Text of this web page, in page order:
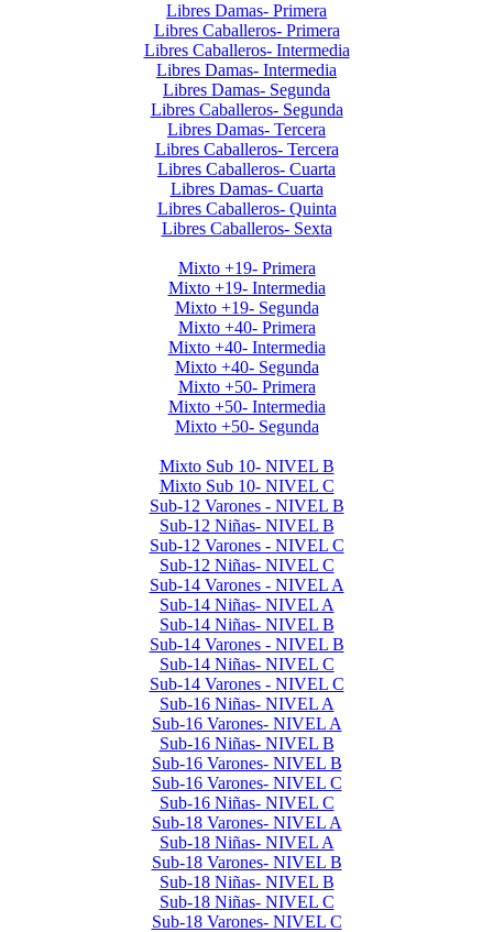
Libres Damas- Primera
Libres Caballeros- Primera
Libres Caballeros- Intermedia
Libres Damas- Intermedia
Libres Damas- Segunda
Libres Caballeros- Segunda
Libres Damas- Tercera
Libres Caballeros- Tercera
Libres Caballeros- Cuarta
Libres Damas- Cuarta
Libres Caballeros- Quinta
Libres Caballeros- Sexta
Mixto +19- Primera
Mixto +19- Intermedia
Mixto +19- Segunda
Mixto +40- Primera
Mixto +40- Intermedia
Mixto +40- Segunda
Mixto +50- Primera
Mixto +50- Intermedia
Mixto +50- Segunda
Mixto Sub 10- NIVEL B
Mixto Sub 10- NIVEL C
Sub-12 Varones - NIVEL B
Sub-12 Niñas- NIVEL B
Sub-12 Varones - NIVEL C
Sub-12 Niñas- NIVEL C
Sub-14 Varones - NIVEL A
Sub-14 Niñas- NIVEL A
Sub-14 Niñas- NIVEL B
Sub-14 Varones - NIVEL B
Sub-14 Niñas- NIVEL C
Sub-14 Varones - NIVEL C
Sub-16 Niñas- NIVEL A
Sub-16 Varones- NIVEL A
Sub-16 Niñas- NIVEL B
Sub-16 Varones- NIVEL B
Sub-16 Varones- NIVEL C
Sub-16 Niñas- NIVEL C
Sub-18 Varones- NIVEL A
Sub-18 Niñas- NIVEL A
Sub-18 Varones- NIVEL B
Sub-18 Niñas- NIVEL B
Sub-18 Niñas- NIVEL C
Sub-18 Varones- NIVEL C